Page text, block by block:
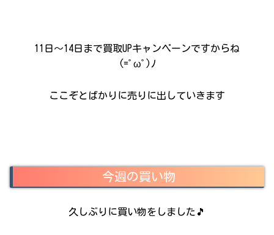
11日～14日まで買取UPキャンペーンですからね
(=ﾟωﾟ)ﾉ
ここぞとばかりに売りに出していきます
今週の買い物
久しぶりに買い物をしました🎵